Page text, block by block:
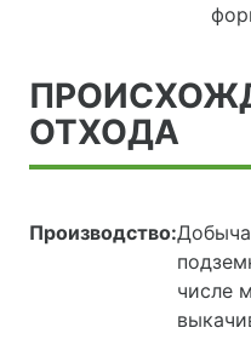
ОТХОДА
Производство:
числе